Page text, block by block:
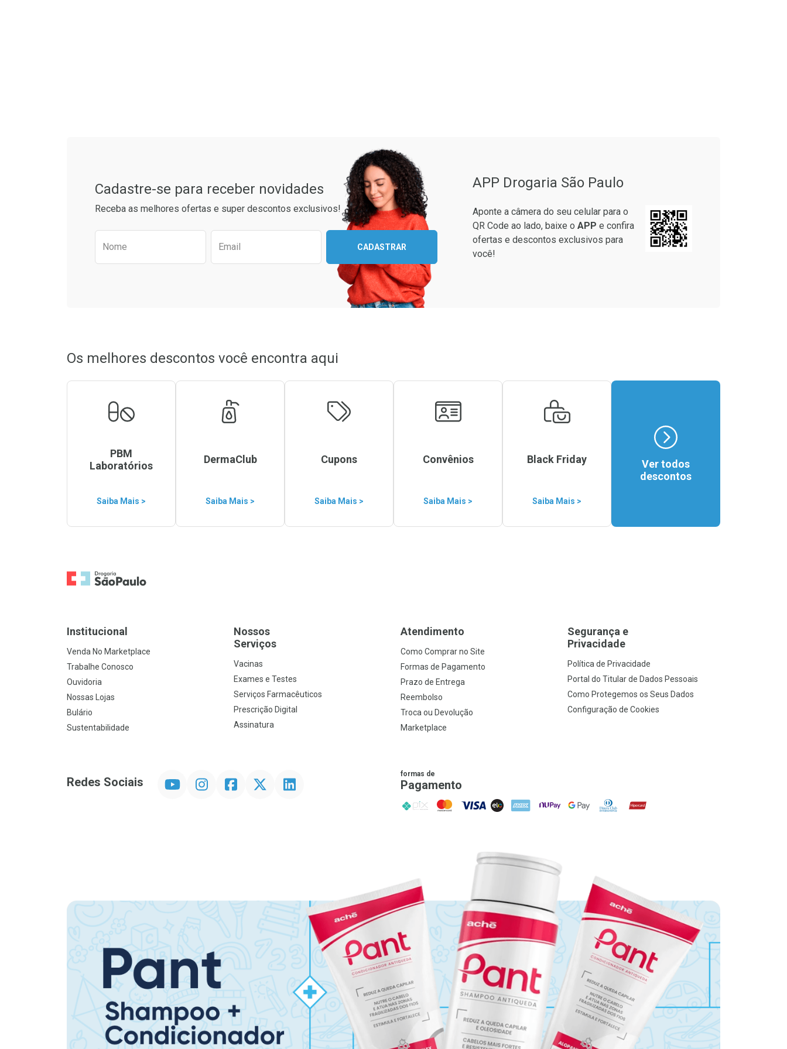
Cadastre-se para receber novidades
Receba as melhores ofertas e super descontos exclusivos!
Preencha o formulário abaixo para receber as melhores ofertas:
Nome Email CADASTRAR
APP Drogaria São Paulo
Aponte a câmera do seu celular para o
QR Code ao lado, baixe o APP e confira
ofertas e descontos exclusivos para
você!
Os melhores descontos você encontra aqui
PBM
Laboratórios
Saiba Mais >
DermaClub
Saiba Mais >
Cupons
Saiba Mais >
Convênios
Saiba Mais >
Black Friday
Saiba Mais >
Ver todos
descontos
Ir para a Home
Institucional
Venda No Marketplace
Trabalhe Conosco
Ouvidoria
Nossas Lojas
Bulário
Sustentabilidade
Nossos
Serviços
Vacinas
Exames e Testes
Serviços Farmacêuticos
Prescrição Digital
Assinatura
Atendimento
Como Comprar no Site
Formas de Pagamento
Prazo de Entrega
Reembolso
Troca ou Devolução
Marketplace
Segurança e
Privacidade
Política de Privacidade
Portal do Titular de Dados Pessoais
Como Protegemos os Seus Dados
Configuração de Cookies
Redes Sociais InstagramFacebookTwitter Linkedin formas de
Pagamento
PIX MasterCard
VISA ELO AMEX NuPay Google PayDiners ClubHipercard